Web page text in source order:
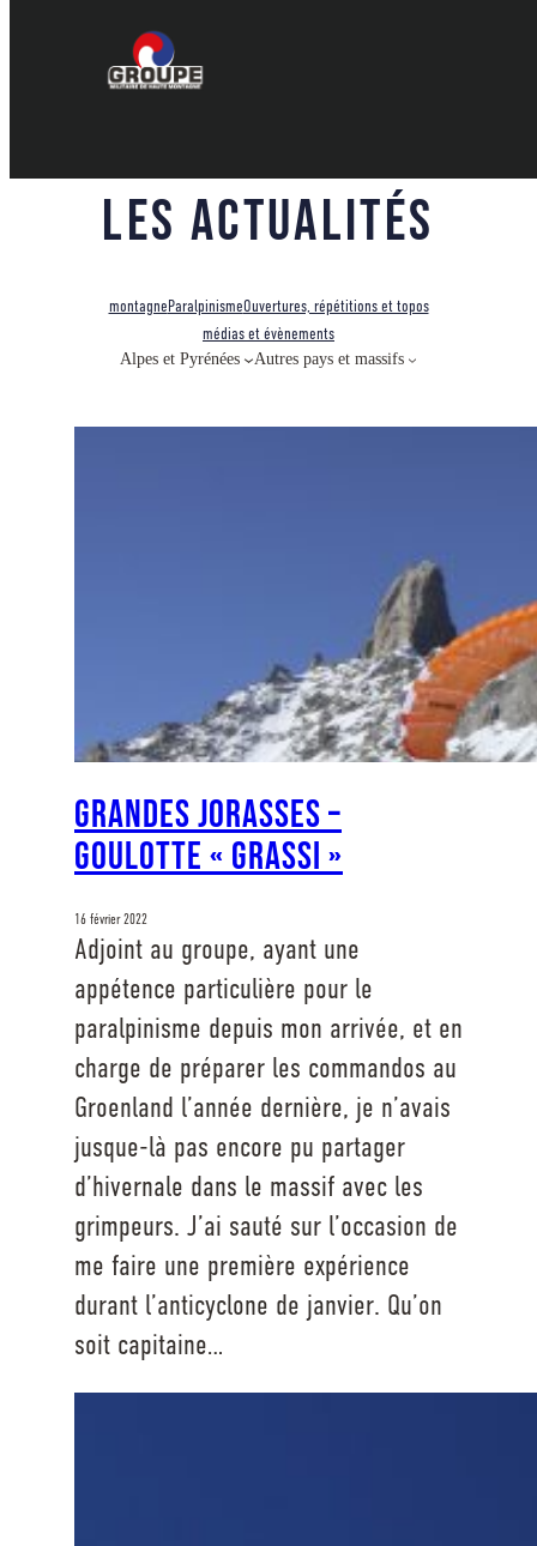
Les Actualités
montagneParalpinismeOuvertures, répétitions et topos
médias et évènements
Alpes et Pyrénées Autres pays et massifs
Grandes Jorasses –
Goulotte « Grassi »
16 février 2022
Adjoint au groupe, ayant une
appétence particulière pour le
paralpinisme depuis mon arrivée, et en
charge de préparer les commandos au
Groenland l’année dernière, je n’avais
jusque-là pas encore pu partager
d’hivernale dans le massif avec les
grimpeurs. J’ai sauté sur l’occasion de
me faire une première expérience
durant l’anticyclone de janvier. Qu’on
soit capitaine…